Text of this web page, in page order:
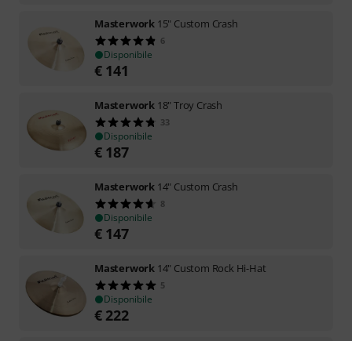
Masterwork 15" Custom Crash
6
Disponibile
€ 141
Masterwork 18" Troy Crash
33
Disponibile
€ 187
Masterwork 14" Custom Crash
8
Disponibile
€ 147
Masterwork 14" Custom Rock Hi-Hat
5
Disponibile
€ 222